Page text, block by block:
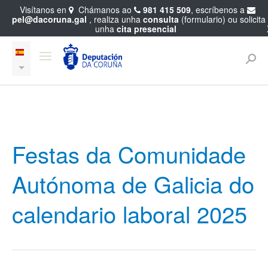
Festas da Comunidade
Autónoma de Galicia do
calendario laboral 2025
Visítanos en Chámanos ao 981 415 509, escríbenos a
pel@dacoruna.gal , realiza unha consulta(formulario) ou solicita
unha cita presencial